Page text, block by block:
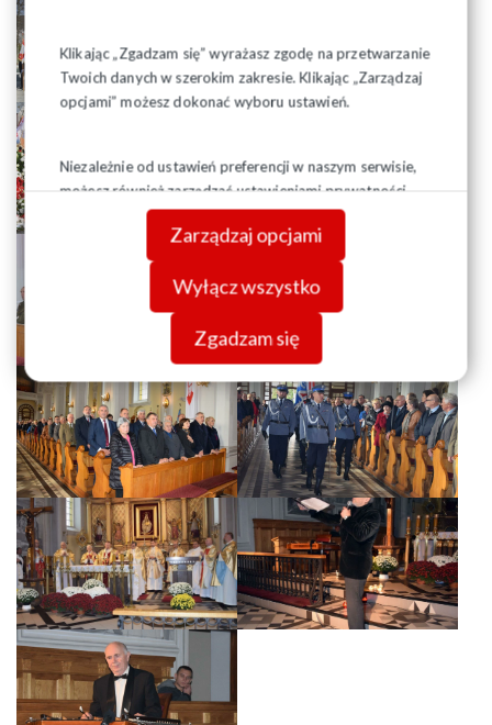
Klikając „Zgadzam się” wyrażasz zgodę na przetwarzanie
Twoich danych w szerokim zakresie. Klikając „Zarządzaj
opcjami” możesz dokonać wyboru ustawień.
Niezależnie od ustawień preferencji w naszym serwisie,
możesz również zarządzać ustawieniami prywatności
swojej przeglądarki. Więcej informacji o przetwarzaniu
danych znajdziesz wPolityce prywatności.
Zarządzaj opcjami
Wyłącz wszystko
Zgadzam się